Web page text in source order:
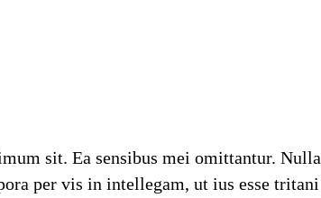
sit. Ea sensibus mei omittantur.
per vis in intellegam, ut ius esse